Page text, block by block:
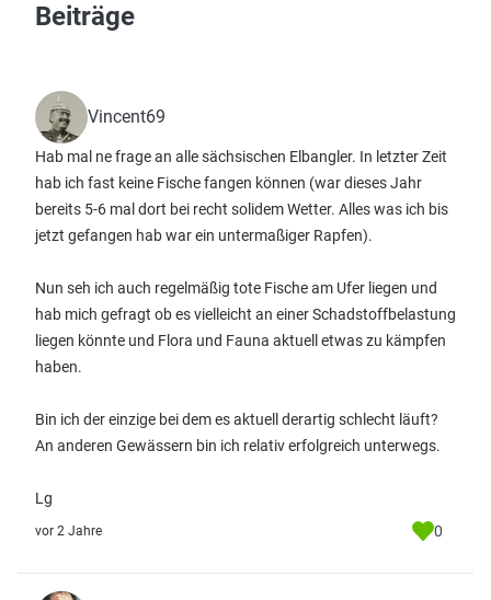
Beiträge
Vincent69
Hab mal ne frage an alle sächsischen Elbangler. In letzter Zeit
hab ich fast keine Fische fangen können (war dieses Jahr
bereits 5-6 mal dort bei recht solidem Wetter. Alles was ich bis
jetzt gefangen hab war ein untermaßiger Rapfen).
Nun seh ich auch regelmäßig tote Fische am Ufer liegen und
hab mich gefragt ob es vielleicht an einer Schadstoffbelastung
liegen könnte und Flora und Fauna aktuell etwas zu kämpfen
haben.
Bin ich der einzige bei dem es aktuell derartig schlecht läuft?
An anderen Gewässern bin ich relativ erfolgreich unterwegs.
Lg
vor 2 Jahre 0